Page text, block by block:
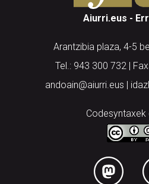
Aiurri.eus -
Arantzibia plaza, 4-5
Tel.: 943 300 732 |
andoain@aiurri.eus |
Codesyntaxek